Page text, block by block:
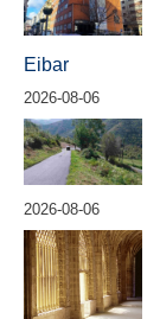
Eibar
2026-08-06
2026-08-06